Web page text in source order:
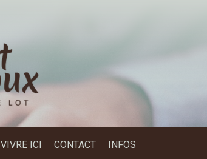
VIVRE ICI CONTACT INFOS